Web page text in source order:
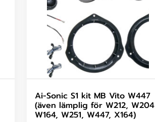
Ai-Sonic S1 kit MB Vito W447
(även lämplig för W212, W204
W164, W251, W447, X164)